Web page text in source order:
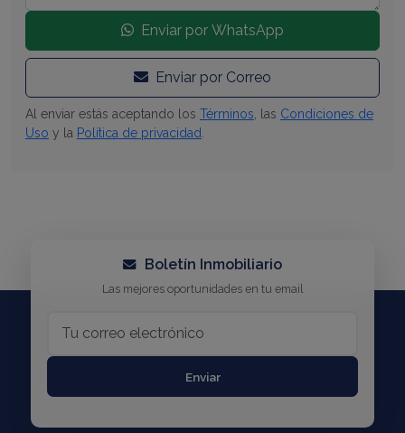
Enviar por WhatsApp
Enviar por Correo
Al enviar estás aceptando los Términos , las Condiciones de
Uso y la Política de privacidad
Boletín Inmobiliario
Las mejores oportunidades en tu email
Enviar